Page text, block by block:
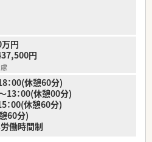
ざいます！
多いです！
ッピングも店舗にございます。
キュラムにも対応しており、e-
ていただけます。
円
円
：00(休憩60分)
13：00(休憩00分)
：00(休憩60分)
60分)
働時間制